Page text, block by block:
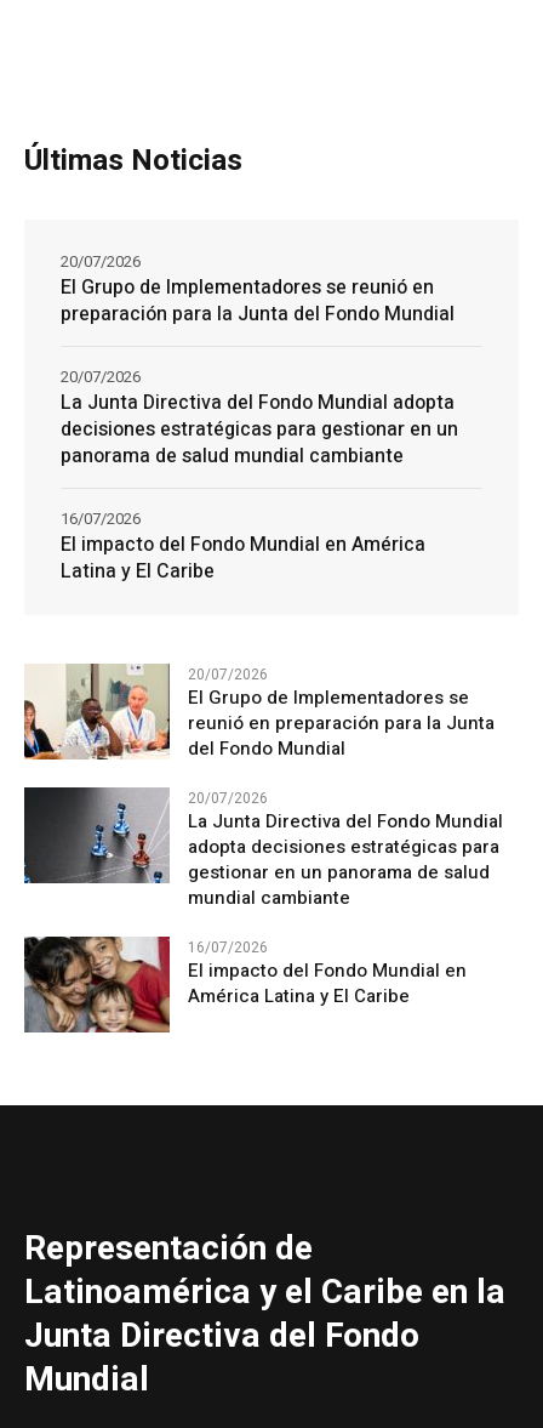
Últimas Noticias
El Grupo de Implementadores se reunió en
preparación para la Junta del Fondo Mundial
20/07/2026
La Junta Directiva del Fondo Mundial adopta
decisiones estratégicas para gestionar en un
panorama de salud mundial cambiante
20/07/2026
El impacto del Fondo Mundial en América
Latina y El Caribe
16/07/2026
20/07/2026
El Grupo de Implementadores se
reunió en preparación para la Junta
del Fondo Mundial
20/07/2026
La Junta Directiva del Fondo Mundial
adopta decisiones estratégicas para
gestionar en un panorama de salud
mundial cambiante
16/07/2026
El impacto del Fondo Mundial en
América Latina y El Caribe
Representación de
Latinoamérica y el Caribe en la
Junta Directiva del Fondo
Mundial